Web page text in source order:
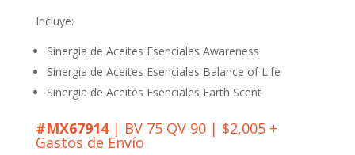
Incluye:
Sinergia de Aceites Esenciales Awareness
Sinergia de Aceites Esenciales Balance of Life
Sinergia de Aceites Esenciales Earth Scent
#MX67914| BV 75 QV 90 | $2,005 +
Gastos de Envío